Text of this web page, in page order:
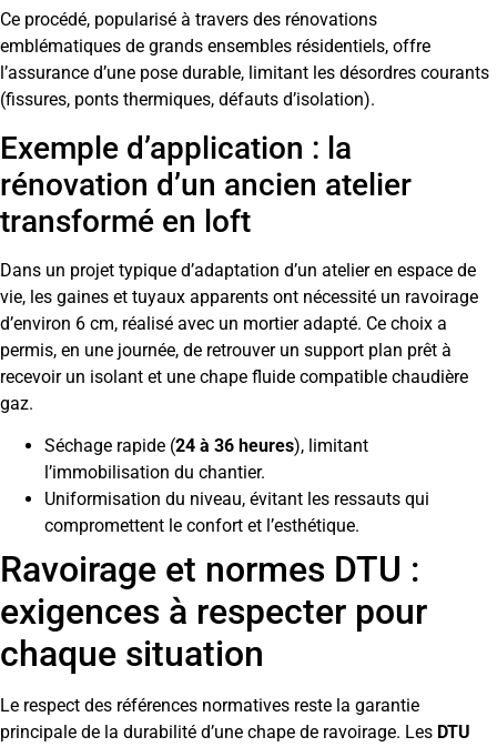
Ce procédé, popularisé à travers des rénovations
emblématiques de grands ensembles résidentiels, offre
l’assurance d’une pose durable, limitant les désordres courants
(fissures, ponts thermiques, défauts d’isolation).
Exemple d’application : la
rénovation d’un ancien atelier
transformé en loft
Dans un projet typique d’adaptation d’un atelier en espace de
vie, les gaines et tuyaux apparents ont nécessité un ravoirage
d’environ 6 cm, réalisé avec un mortier adapté. Ce choix a
permis, en une journée, de retrouver un support plan prêt à
recevoir un isolant et une chape fluide compatible chaudière
gaz.
Séchage rapide (24 à 36 heures), limitant
l’immobilisation du chantier.
Uniformisation du niveau, évitant les ressauts qui
compromettent le confort et l’esthétique.
Ravoirage et normes DTU :
exigences à respecter pour
chaque situation
Le respect des références normatives reste la garantie
principale de la durabilité d’une chape de ravoirage. Les DTU